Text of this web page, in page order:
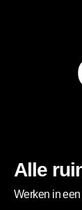
Alle
Werken in